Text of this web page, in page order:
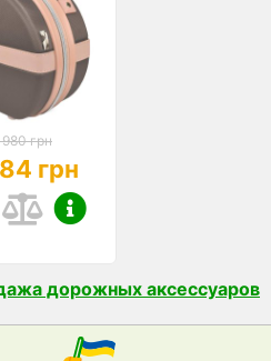
980 грн
грн
дорожных аксессуаров